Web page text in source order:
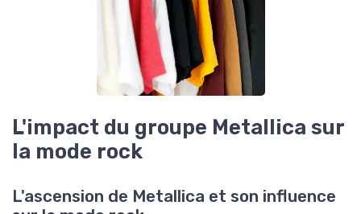
L'impact du groupe Metallica sur
la mode rock
L'ascension de Metallica et son influence